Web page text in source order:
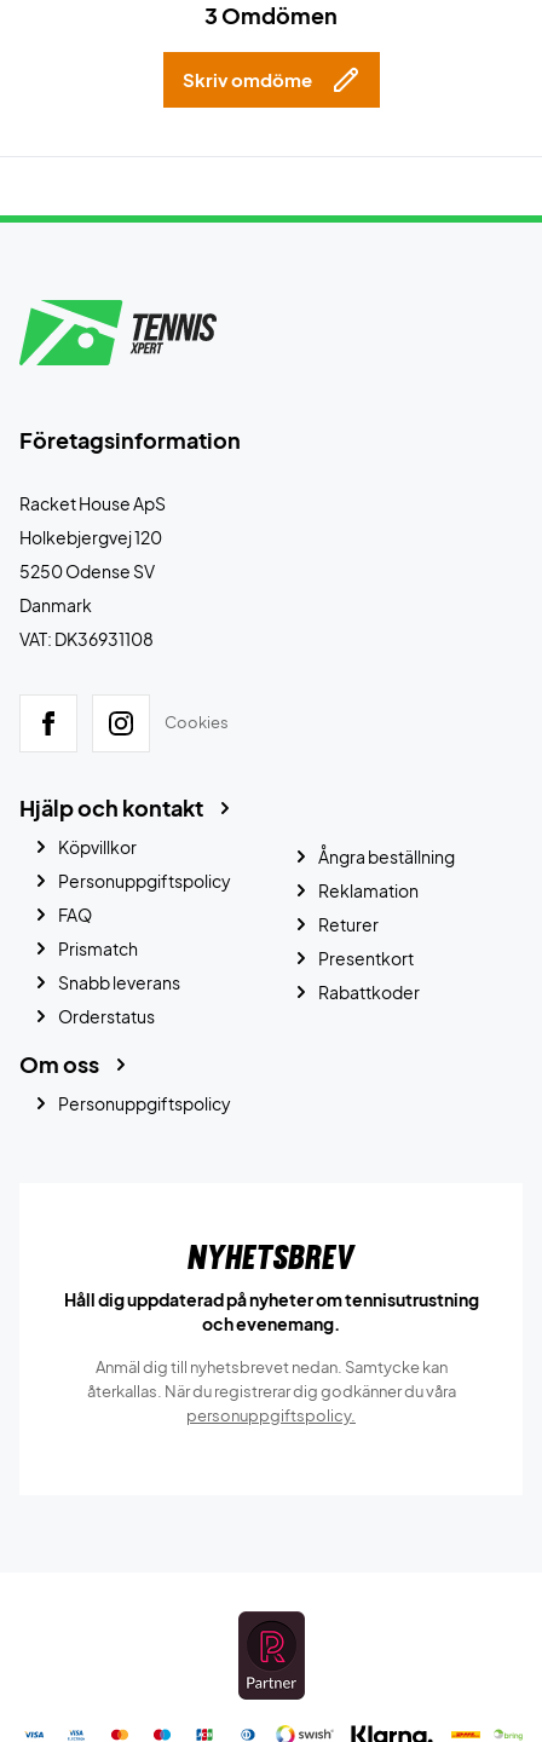
3 Omdömen
Skriv omdöme
Företagsinformation
Racket House ApS
Holkebjergvej 120
5250 Odense SV
Danmark
VAT: DK36931108
Cookies
Hjälp och kontakt
Köpvillkor
Personuppgiftspolicy
FAQ
Prismatch
Snabb leverans
Orderstatus
Ångra beställning
Reklamation
Returer
Presentkort
Rabattkoder
Om oss
Personuppgiftspolicy
Nyhetsbrev
Håll dig uppdaterad på nyheter om tennisutrustning
och evenemang.
Anmäl dig till nyhetsbrevet nedan. Samtycke kan
återkallas. När du registrerar dig godkänner du våra
personuppgiftspolicy.